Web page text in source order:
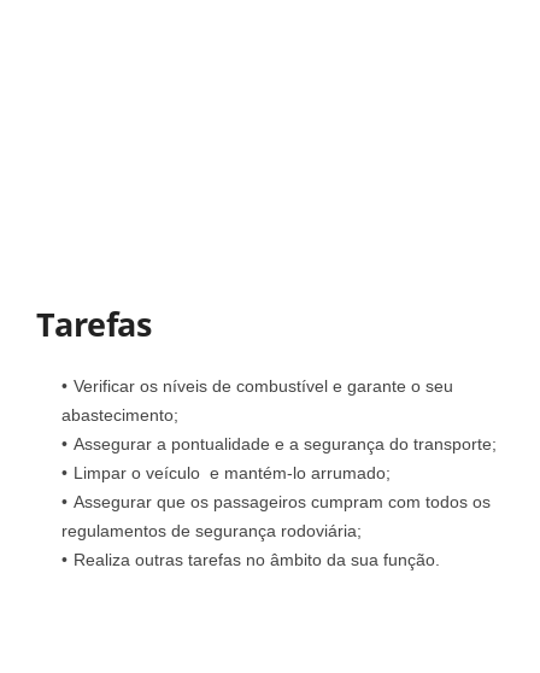
Tarefas
Verificar os níveis de combustível e garante o seu
abastecimento;
Assegurar a pontualidade e a segurança do transporte;
Limpar o veículo e mantém-lo arrumado;
Assegurar que os passageiros cumpram com todos os
regulamentos de segurança rodoviária;
Realiza outras tarefas no âmbito da sua função.